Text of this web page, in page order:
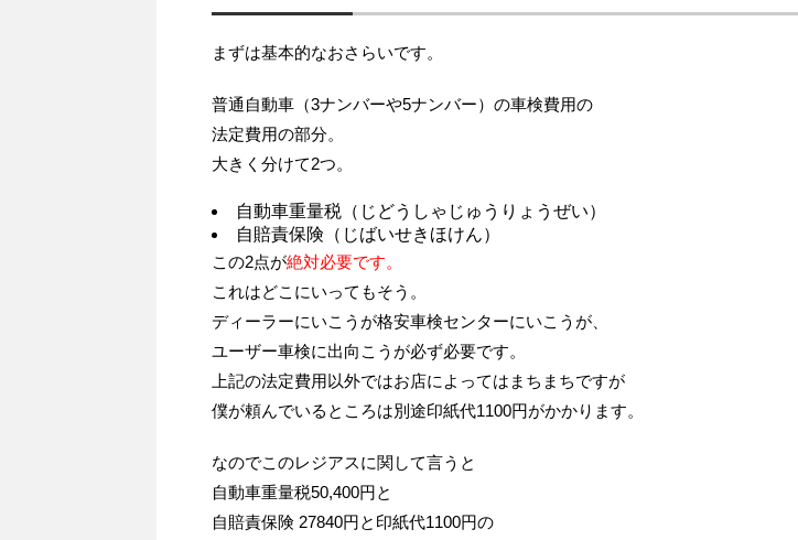
まずは基本的なおさらいです。
普通自動車（3ナンバーや5ナンバー）の車検費用の
法定費用の部分。
大きく分けて2つ。
自動車重量税（じどうしゃじゅうりょうぜい）
自賠責保険（じばいせきほけん）
この2点が絶対必要です。
これはどこにいってもそう。
ディーラーにいこうが格安車検センターにいこうが、
ユーザー車検に出向こうが必ず必要です。
上記の法定費用以外ではお店によってはまちまちですが
僕が頼んでいるところは別途印紙代1100円がかかります。
なのでこのレジアスに関して言うと
自動車重量税50,400円と
自賠責保険 27840円と印紙代1100円の